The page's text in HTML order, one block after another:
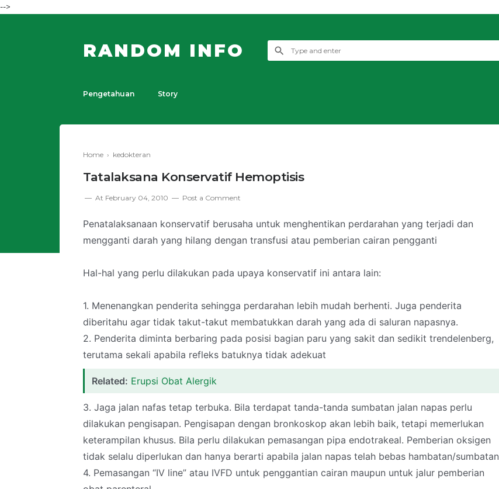
-->
RANDOM INFO
Pengetahuan Story
Home › kedokteran
Tatalaksana Konservatif Hemoptisis
At February 04, 2010 Post a Comment
Penatalaksanaan konservatif berusaha untuk menghentikan perdarahan yang terjadi dan
mengganti darah yang hilang dengan transfusi atau pemberian cairan pengganti
Hal-hal yang perlu dilakukan pada upaya konservatif ini antara lain:
1. Menenangkan penderita sehingga perdarahan lebih mudah berhenti. Juga penderita
diberitahu agar tidak takut-takut membatukkan darah yang ada di saluran napasnya.
2. Penderita diminta berbaring pada posisi bagian paru yang sakit dan sedikit trendelenberg,
terutama sekali apabila refleks batuknya tidak adekuat
Related: Erupsi Obat Alergik
3. Jaga jalan nafas tetap terbuka. Bila terdapat tanda-tanda sumbatan jalan napas perlu
dilakukan pengisapan. Pengisapan dengan bronkoskop akan lebih baik, tetapi memerlukan
keterampilan khusus. Bila perlu dilakukan pemasangan pipa endotrakeal. Pemberian oksigen
tidak selalu diperlukan dan hanya berarti apabila jalan napas telah bebas hambatan/sumbatan
4. Pemasangan “IV line” atau IVFD untuk penggantian cairan maupun untuk jalur pemberian